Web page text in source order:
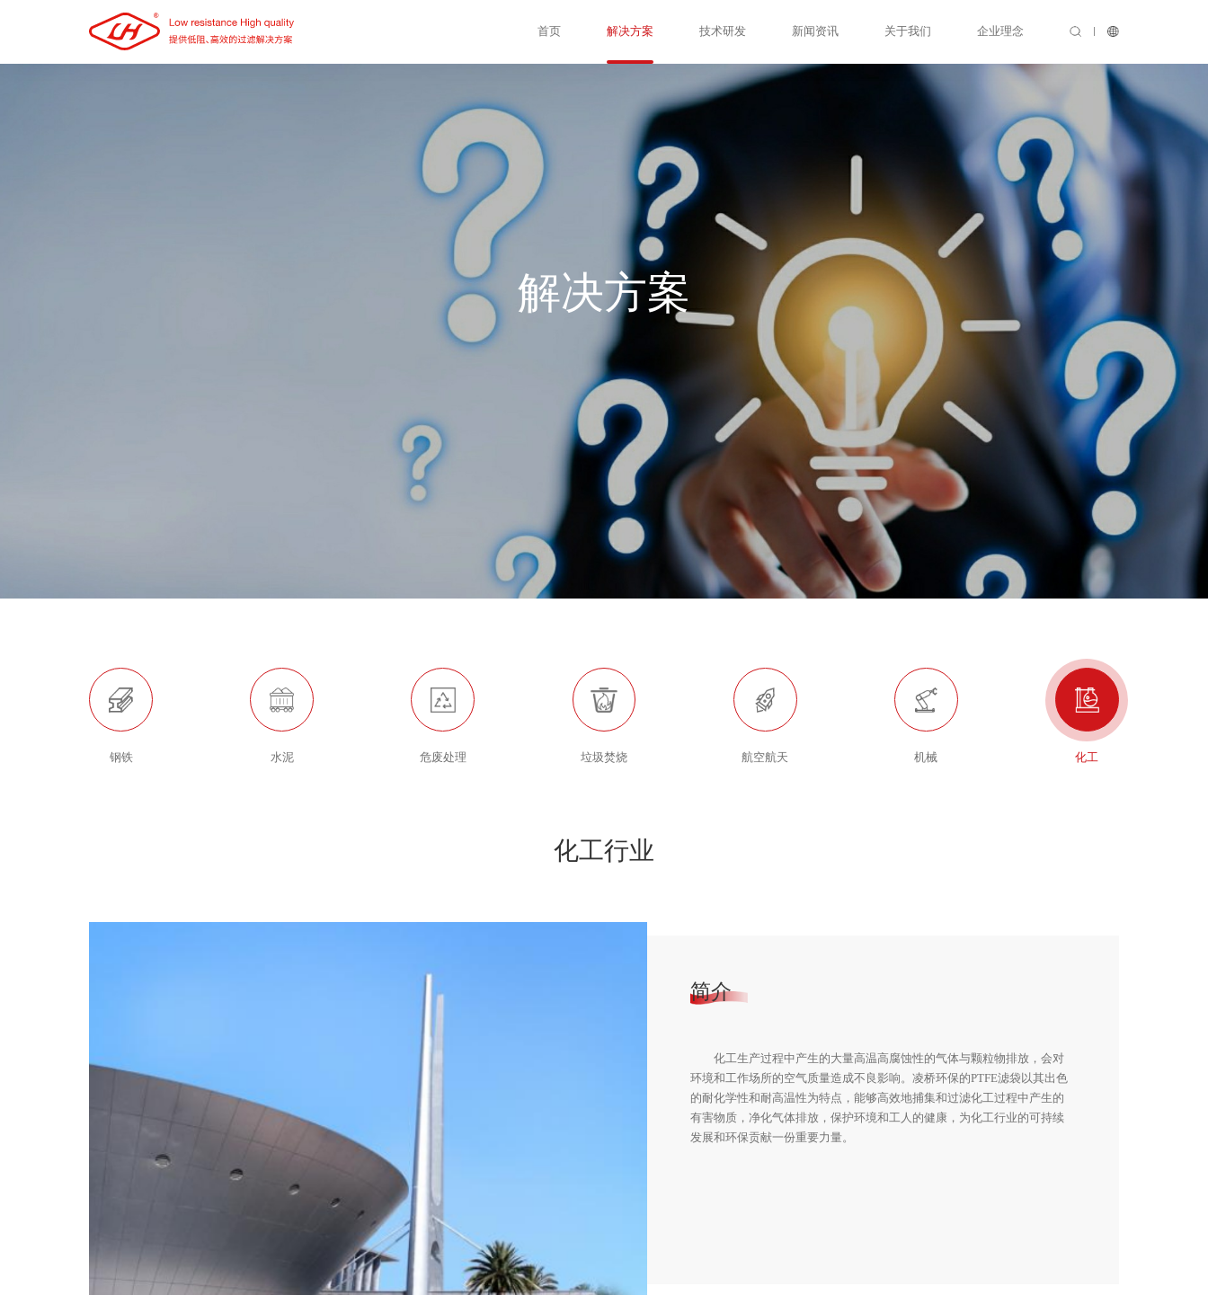
首页 解决方案 技术研发 新闻资讯 关于我们 企业理念
解决方案
钢铁 水泥 危废处理 垃圾焚烧 航空航天 机械 化工
化工行业
简介
化工生产过程中产生的大量高温高腐蚀性的气体与颗粒物排放，会对
环境和工作场所的空气质量造成不良影响。凌桥环保的PTFE滤袋以其出色
的耐化学性和耐高温性为特点，能够高效地捕集和过滤化工过程中产生的
有害物质，净化气体排放，保护环境和工人的健康，为化工行业的可持续
发展和环保贡献一份重要力量。